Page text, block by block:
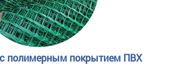
с полимерным покрытием ПВХ